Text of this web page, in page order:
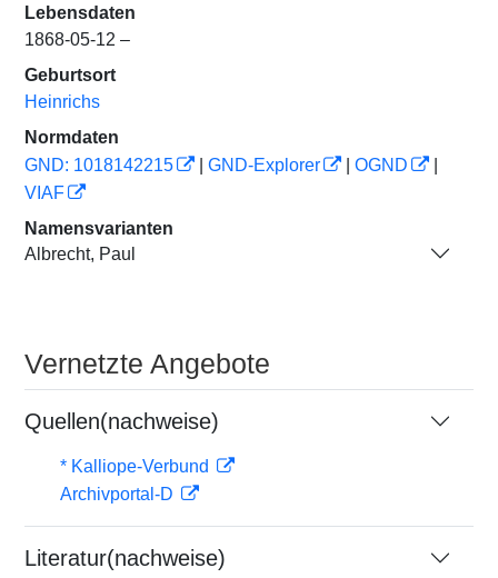
Lebensdaten
1868-05-12 –
Geburtsort
Heinrichs
Normdaten
GND: 1018142215
GND-Explorer OGND
VIAF
Namensvarianten
Albrecht, Paul
Vernetzte Angebote
Quellen(nachweise)
* Kalliope-Verbund
Archivportal-D
Literatur(nachweise)